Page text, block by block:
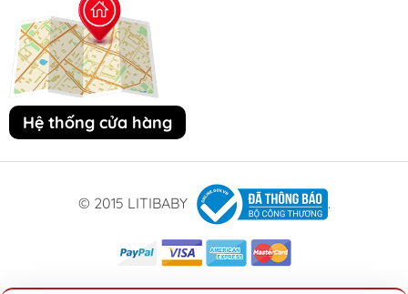
Hệ thống cửa hàng
© 2015 LITIBABY .